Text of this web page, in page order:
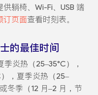
躺椅、Wi-Fi、USB 端
订页面查看时刻表。
的最佳时间
炎热（25–35°C），
，夏季炎热（25–
冬季（12 月–2 月，节